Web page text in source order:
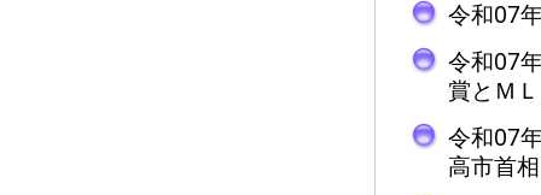
令和07
令和07
賞とＭ
令和07
高市首相